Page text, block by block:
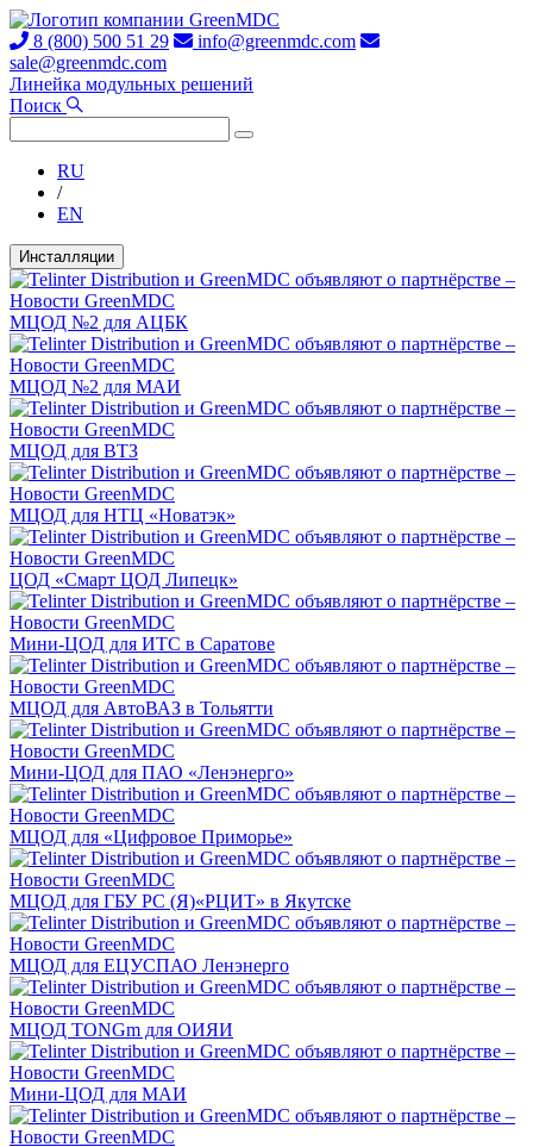
8 (800) 500 51 29
info@greenmdc.com
sale@greenmdc.com
Линейка модульных решений
Поиск
RU
/
EN
Инсталляции
МЦОД №2 для АЦБК
МЦОД №2 для МАИ
МЦОД для ВТЗ
МЦОД для НТЦ «Новатэк»
ЦОД «Смарт ЦОД Липецк»
Мини-ЦОД для ИТС в Саратове
МЦОД для АвтоВАЗ в Тольятти
Мини-ЦОД для ПАО «Ленэнерго»
МЦОД для «Цифровое Приморье»
МЦОД для ГБУ РС (Я)«РЦИТ» в Якутске
МЦОД для ЕЦУСПАО Ленэнерго
МЦОД TONGm для ОИЯИ
Мини-ЦОД для МАИ